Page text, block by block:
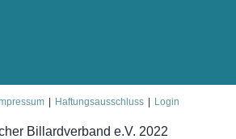
Haftungsausschluss Login
Billardverband e.V. 2022